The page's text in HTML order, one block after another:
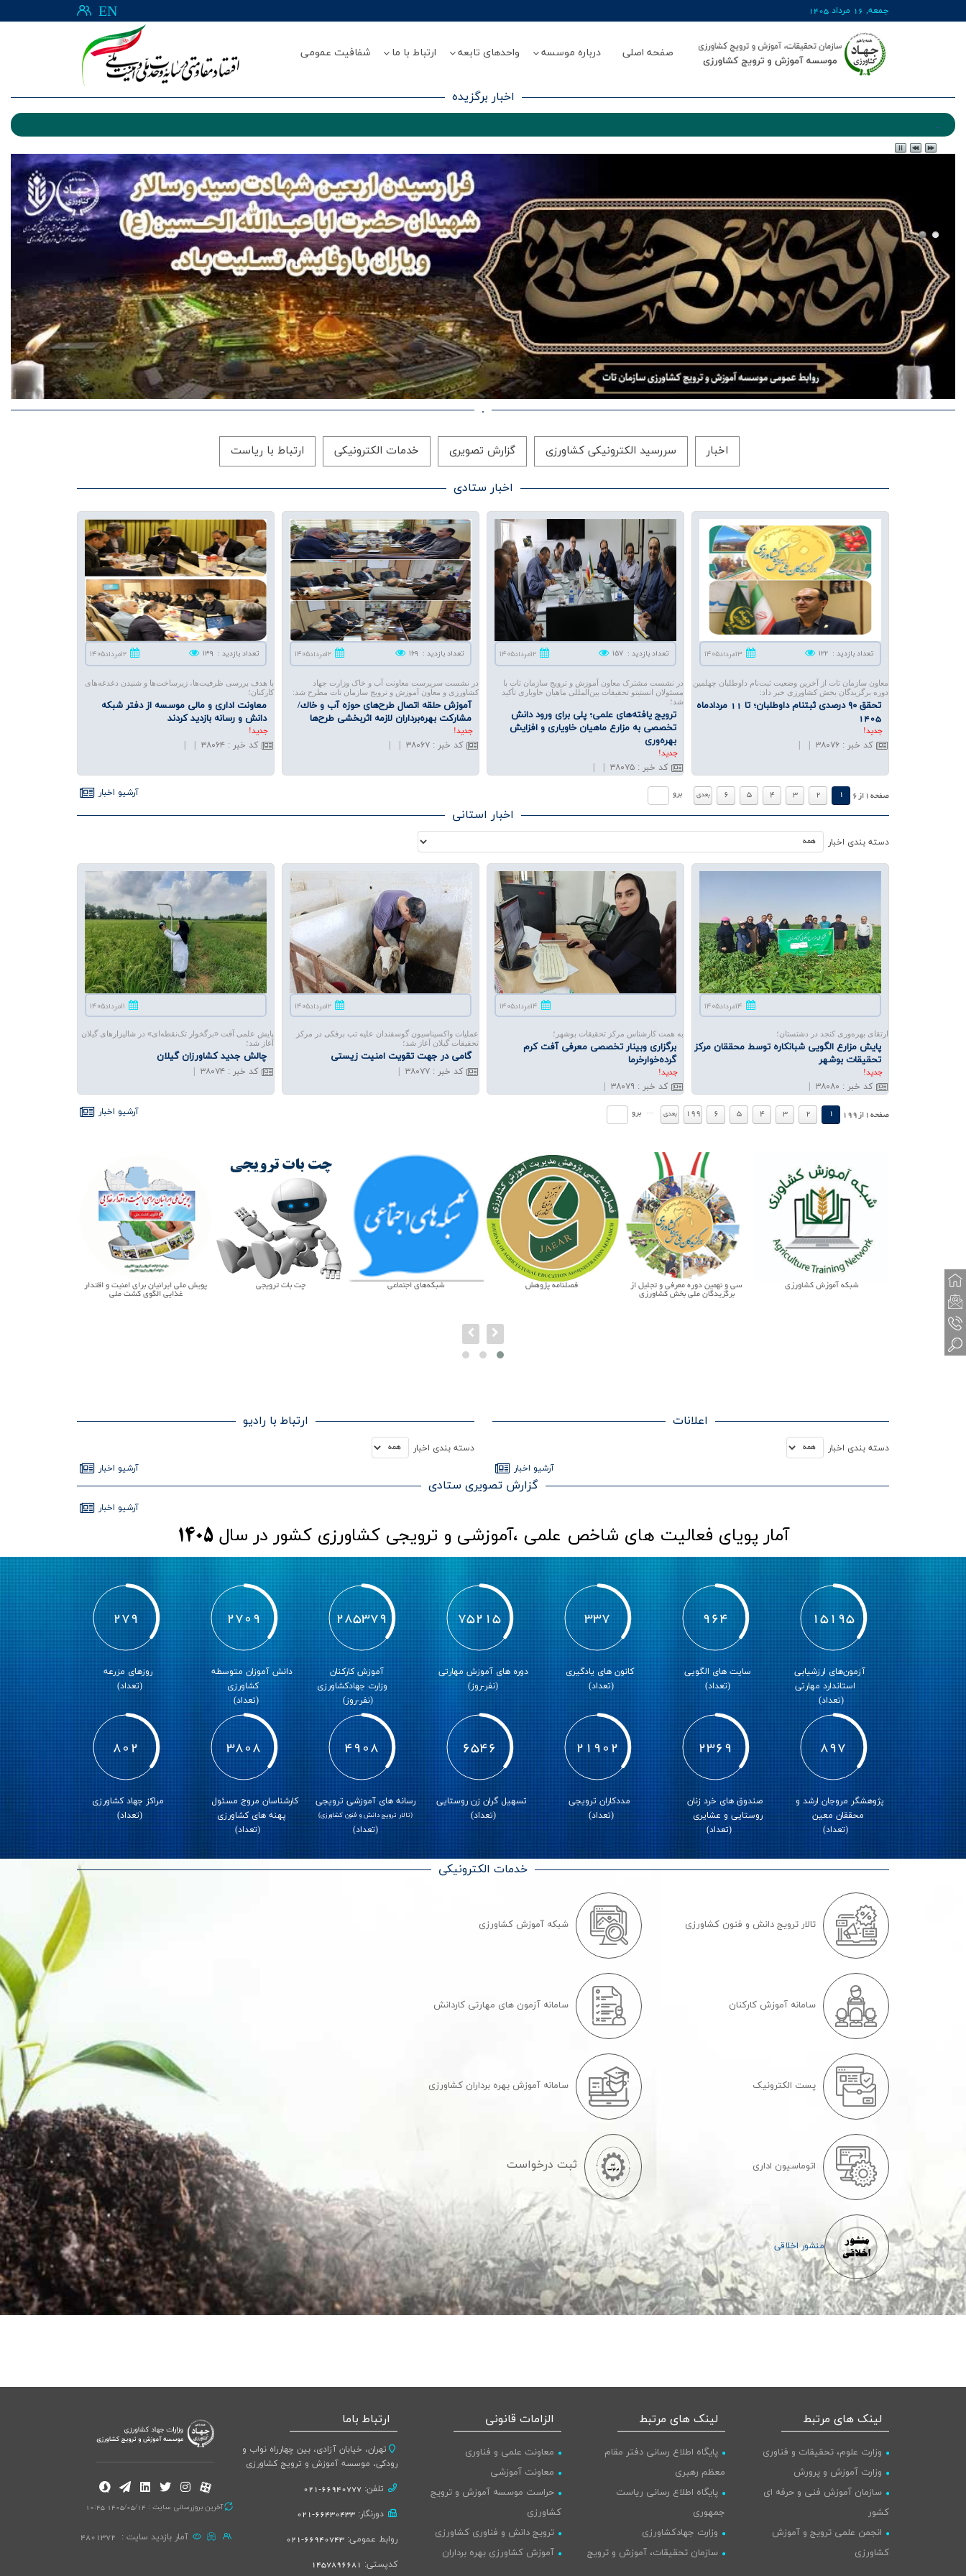
جمعه, 16 مرداد 1405 EN
صفحه اصلی درباره موسسه واحدهای تابعه ارتباط با ما شفافیت عمومی
اخبار برگزیده
.
اخبار سررسید الکترونیکی کشاورزی گزارش تصویری خدمات الکترونیکی ارتباط با ریاست
اخبار ستادی
۱۳مرداد۱۴۰۵ تعداد بازدید : ۱۲۲
معاون سازمان تات از آخرین وضعیت ثبت‌نام داوطلبان چهلمین
دوره برگزیدگان بخش کشاورزی خبر داد:
تحقق ۹۰ درصدی ثبتنام داوطلبان؛ تا 11 مرداد‌ماه
1405
جديد!
کد خبر : ۳۸۰۷۶
۱۲مرداد۱۴۰۵ تعداد بازدید : ۱۵۷
در نشست مشترک معاون آموزش و ترویج سازمان تات با
مسئولان انستیتو تحقیقات بین‌المللی ماهیان خاویاری تأکید
شد؛
ترویج یافته‌های علمی؛ پلی برای ورود دانش
تخصصی به مزارع ماهیان خاویاری و افزایش
بهره‌وری
جديد!
کد خبر : ۳۸۰۷۵
۱۲مرداد۱۴۰۵ تعداد بازدید : ۱۶۹
در نشست سرپرست معاونت آب و خاک وزارت جهاد
کشاورزی و معاون آموزش و ترویج سازمان تات مطرح شد:
آموزش حلقه اتصال طرح‌های حوزه آب و خاك/
مشاركت بهره‌برداران لازمه اثر‌بخشی طرح‌ها
جديد!
کد خبر : ۳۸۰۶۷
۱۲مرداد۱۴۰۵ تعداد بازدید : ۱۳۹
با هدف بررسی ظرفیت‌ها، زیرساخت‌ها و شنیدن دغدغه‌های
کارکنان؛
معاونت اداری و مالی موسسه از دفتر شبكه
دانش و رسانه‌ بازدید كردند
جديد!
کد خبر : ۳۸۰۶۴
صفحه 1 از 6
1
2
3
4
5
6 بعدي برو آرشيو اخبار
اخبار استانی
دسته بندي اخبار
۱۴مرداد۱۴۰۵
ارتقای بهره‌وری کنجد در دشتستان؛
پایش مزارع الگویی شبانكاره توسط محققان مركز
تحقیقات بوشهر
جديد!
کد خبر : ۳۸۰۸۰
۱۴مرداد۱۴۰۵
به همت کارشناس مرکز تحقیقات بوشهر؛
برگزاری وبینار تخصصی معرفی آفت كرم
گرده‌خوارخرما
جديد!
کد خبر : ۳۸۰۷۹
۱۲مرداد۱۴۰۵
عملیات واکسیناسیون گوسفندان علیه تب برفکی در مرکز
تحقیقات گیلان آغاز شد؛
گامی در جهت تقویت امنیت زیستی
کد خبر : ۳۸۰۷۷
۱۱مرداد۱۴۰۵
پایش علمی آفت «برگخوار تک‌نقطه‌ای» در شالیزارهای گیلان
آغاز شد؛
چالش جدید كشاورزان گیلان
کد خبر : ۳۸۰۷۴
صفحه 1 از 199
1
2
3
4
5
6
... 199 بعدي برو آرشيو اخبار
کشاورزی
سی و نهمین دوره معرفی و تجلیل از
فصلنامه پژوهش شبکه‌های اجتماعی چت بات ترویجی
پویش ملی ایرانیان برای امنیت و اقتدار
شبکه اجتماعی کشاورزی ایران
اعلانات
دسته بندي اخبار
آرشيو اخبار
ارتباط با رادیو
دسته بندي اخبار
آرشيو اخبار
گزارش تصویری ستادی
آرشيو اخبار
آمار پویای فعالیت های شاخص علمی ،آموزشی و ترویجی کشاورزی کشور در سال1405
26718
آزمون‌های ارزشیابی
استاندارد مهارتی
(تعداد)
1696
سایت های الگویی
(تعداد)
593
کانون های یادگیری
(تعداد)
132247
دوره های آموزش مهارتی
(نفر-روز)
501770
آموزش کارکنان
وزارت جهادکشاورزی
(نفر-روز)
4763
دانش آموزان متوسطه
کشاورزی
(تعداد)
491
روزهای مزرعه
(تعداد)
1577
پژوهشگر مروجان ارشد و
محققان معین
(تعداد)
4166
صندوق های خرد زنان
روستایی و عشایری
(تعداد)
38510
مددکاران ترویجی
(تعداد)
11511
تسهیل گران زن روستایی
(تعداد)
8630
رسانه های آموزشی ترویجی
(تالار ترویج دانش و فنون کشاورزی)
(تعداد)
6695
کارشناسان مروج مسئول
پهنه های کشاورزی
(تعداد)
1411
مراکز جهاد کشاورزی
(تعداد)
خدمات الکترونیکی
تالار ترویج دانش و فنون کشاورزی شبکه آموزش کشاورزی
سامانه آموزش کارکنان سامانه آزمون های مهارتی کاردانش
پست الکترونیک سامانه آموزش بهره برداران کشاورزی
اتوماسیون اداری ثبت درخواست
منشور اخلاقی
لینک های مرتبط
وزارت علوم، تحقیقات و فناوری
وزارت آموزش و پرورش
سازمان آموزش فنی و حرفه ای
کشور
انجمن علمی ترویج و آموزش
کشاورزی
لینک های مرتبط
پایگاه اطلاع رسانی دفتر مقام
معظم رهبری
پایگاه اطلاع رسانی ریاست
جمهوری
وزارت جهادکشاورزی
سازمان تحقیقات، آموزش و ترویج
الزامات قانونی
معاونت علمی و فناوری
معاونت آموزشی
حراست موسسه آموزش و ترویج
کشاورزی
ترویج دانش و فناوری کشاورزی
آموزش کشاورزی بهره برداران
ارتباط باما
تهران، خیابان آزادی، بین چهارراه نواب و
رودکی، موسسه آموزش و ترویج کشاورزی
تلفن: 66940777-021
دورنگار: 66430433-021
روابط عمومی: 66940743-021
کدپستی: 1457896681
آخرین بروزرسانی سایت : 1405/05/14 10:45
آمار بازدید سایت : 4801372